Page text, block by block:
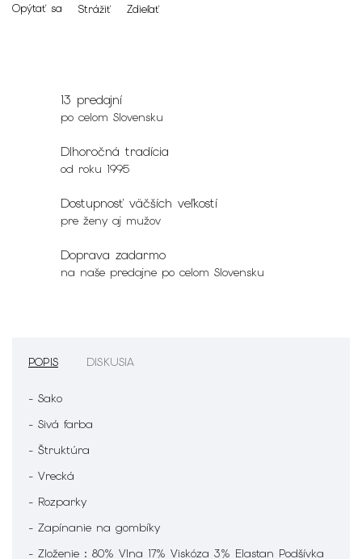
Opýtať sa Strážiť Zdieľať
13 predajní
po celom Slovensku
Dlhoročná tradícia
od roku 1995
Dostupnosť väčších veľkostí
pre ženy aj mužov
Doprava zadarmo
na naše predajne po celom Slovensku
POPIS DISKUSIA
- Sako
- Sivá farba
- Štruktúra
- Vrecká
- Rozparky
- Zapínanie na gombíky
- Zloženie : 80% Vlna 17% Viskóza 3% Elastan Podšívka